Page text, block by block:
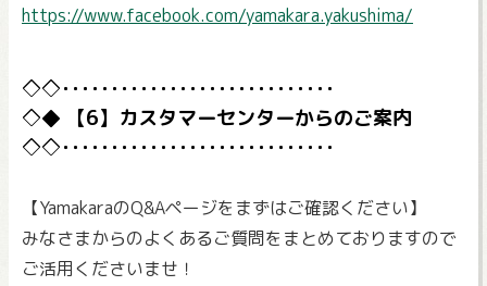
https://www.facebook.com/yamakara.yakushima/
【6】カスタマーセンターからのご案内
【YamakaraのQ&Aページをまずはご確認ください】
みなさまからのよくあるご質問をまとめておりますので
ご活用くださいませ！